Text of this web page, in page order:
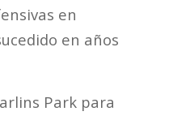
en
en años
Park para